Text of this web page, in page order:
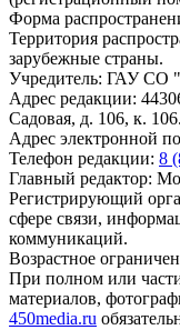
Форма
Территория
зарубежные страны.
Учредитель: ГАУ СО
Адрес редакции:
Садовая, д. 106, к. 106.
Адрес электронной
Телефон редакции: 8
Главный редактор:
Регистрирующий
сфере связи,
коммуникаций.
Возрастное
При полном или
материалов,
450media.ru